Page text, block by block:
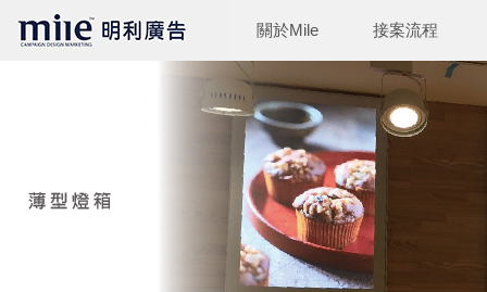
關於Mile 接案流程